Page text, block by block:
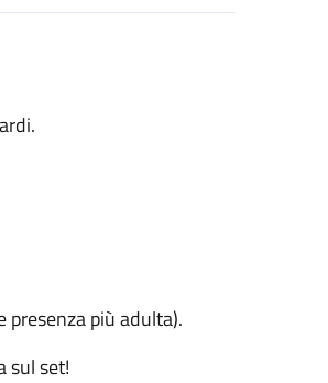
più adulta).
sul set!